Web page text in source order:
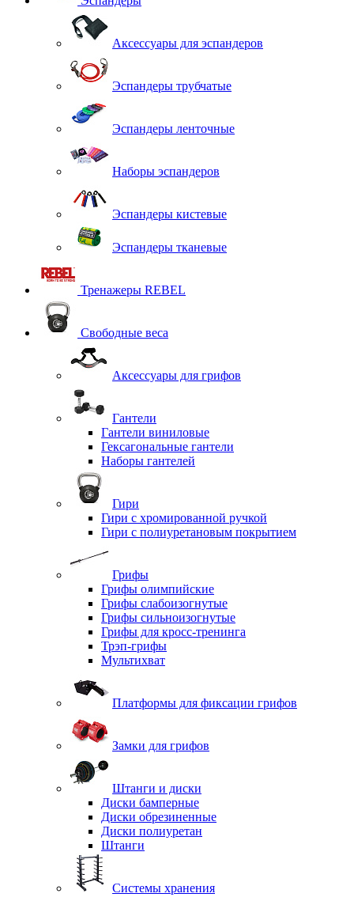
Аксессуары для эспандеров
Эспандеры трубчатые
Эспандеры ленточные
Наборы эспандеров
Эспандеры кистевые
Эспандеры тканевые
Тренажеры REBEL
Свободные веса
Аксессуары для грифов
Гантели
Гантели виниловые
Гексагональные гантели
Наборы гантелей
Гири
Гири с хромированной ручкой
Гири с полиуретановым покрытием
Грифы
Грифы олимпийские
Грифы слабоизогнутые
Грифы сильноизогнутые
Грифы для кросс-тренинга
Трэп-грифы
Мультихват
Платформы для фиксации грифов
Замки для грифов
Штанги и диски
Диски бамперные
Диски обрезиненные
Диски полиуретан
Штанги
Системы хранения